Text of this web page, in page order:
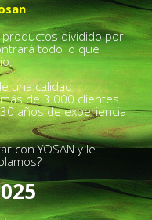
dividido por
todo lo que
una calidad
de 3.000 clientes
años de experiencia
con YOSAN y le